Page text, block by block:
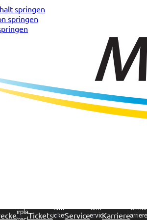
springen
springen
Fahrplan &Tickets
Untermenü
TicketsService
Untermenü
ServiceKarriereKarriere